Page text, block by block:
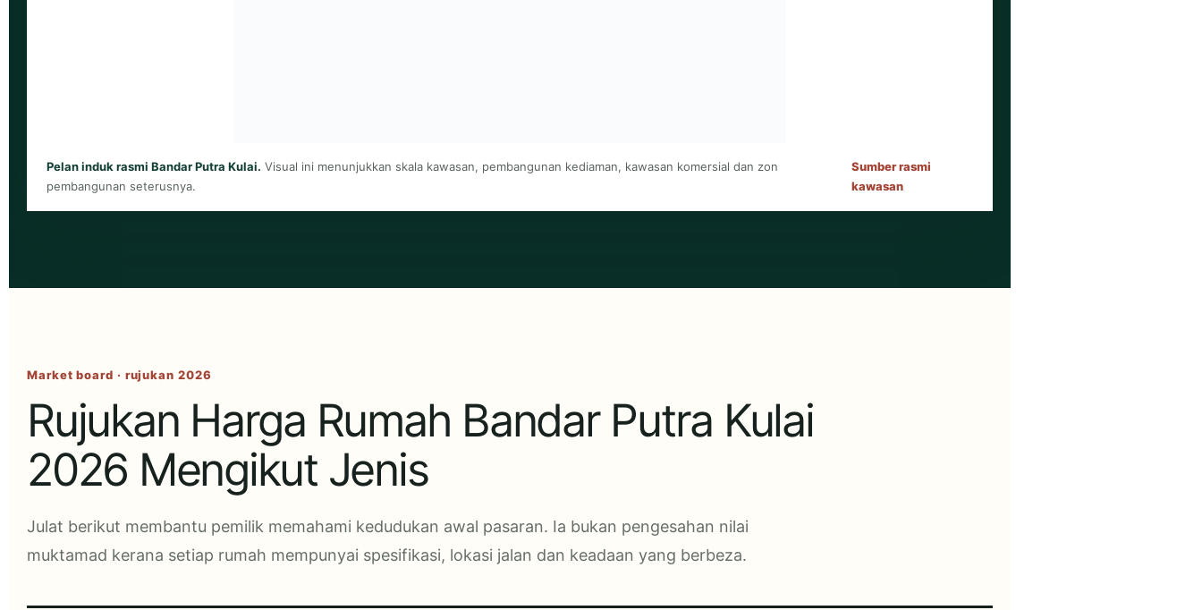
Pelan induk rasmi Bandar Putra Kulai. Visual ini menunjukkan skala kawasan, pembangunan kediaman, kawasan komersial dan zon
pembangunan seterusnya.
Sumber rasmi
kawasan
Market board · rujukan 2026
Rujukan Harga Rumah Bandar Putra Kulai
2026 Mengikut Jenis
Julat berikut membantu pemilik memahami kedudukan awal pasaran. Ia bukan pengesahan nilai
muktamad kerana setiap rumah mempunyai spesifikasi, lokasi jalan dan keadaan yang berbeza.